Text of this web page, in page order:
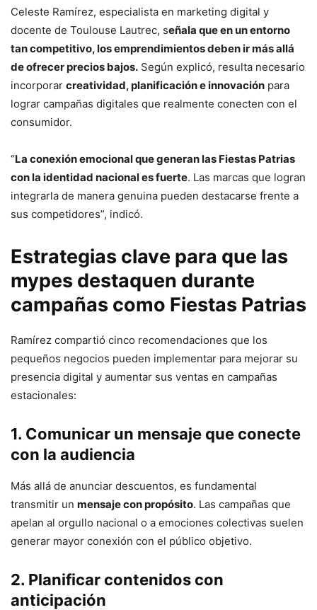
Celeste Ramírez, especialista en marketing digital y
docente de Toulouse Lautrec, señala que en un entorno
tan competitivo, los emprendimientos deben ir más allá
de ofrecer precios bajos. Según explicó, resulta necesario
incorporar creatividad, planificación e innovación para
lograr campañas digitales que realmente conecten con el
consumidor.
“La conexión emocional que generan las Fiestas Patrias
con la identidad nacional es fuerte. Las marcas que logran
integrarla de manera genuina pueden destacarse frente a
sus competidores”, indicó.
Estrategias clave para que las
mypes destaquen durante
campañas como Fiestas Patrias
Ramírez compartió cinco recomendaciones que los
pequeños negocios pueden implementar para mejorar su
presencia digital y aumentar sus ventas en campañas
estacionales:
1. Comunicar un mensaje que conecte
con la audiencia
Más allá de anunciar descuentos, es fundamental
transmitir un mensaje con propósito. Las campañas que
apelan al orgullo nacional o a emociones colectivas suelen
generar mayor conexión con el público objetivo.
2. Planificar contenidos con
anticipación